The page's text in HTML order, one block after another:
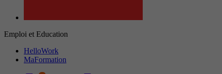
Emploi et Education
HelloWork
MaFormation